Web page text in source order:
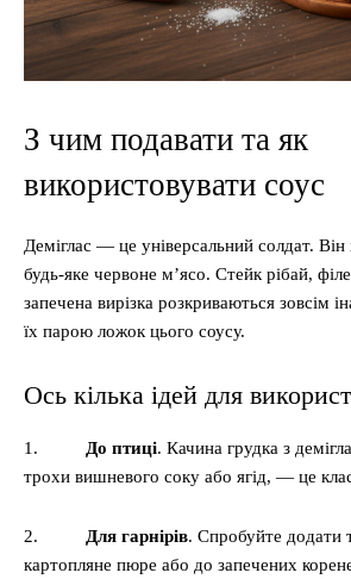
З чим подавати та як
використовувати соус
Деміглас — це універсальний солдат.
будь-яке червоне м’ясо. Стейк рібай,
запечена вирізка розкриваються зовсім
їх парою ложок цього соусу.
Ось кілька ідей для
1. До птиці. Качина грудка з
трохи вишневого соку або ягід, — це
2. Для гарнірів. Спробуйте додати
картопляне пюре або до запечених